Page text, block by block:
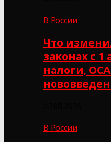
В России
Что
законах с 1
налоги,
В России